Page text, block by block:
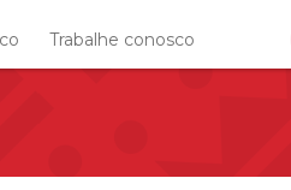
Trabalhe conosco